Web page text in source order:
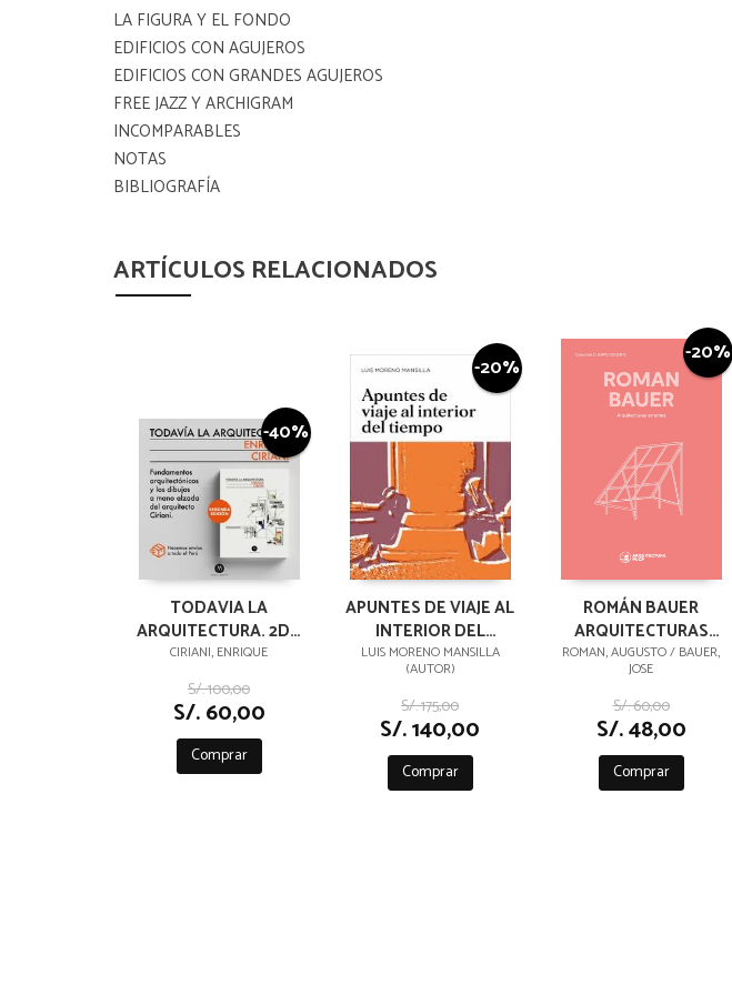
LA FIGURA Y EL FONDO
EDIFICIOS CON AGUJEROS
EDIFICIOS CON GRANDES AGUJEROS
FREE JAZZ Y ARCHIGRAM
INCOMPARABLES
NOTAS
BIBLIOGRAFÍA
ARTÍCULOS RELACIONADOS
-40%
TODAVIA LA
ARQUITECTURA. 2DA
EDICION
CIRIANI, ENRIQUE
S/. 100,00
S/. 60,00
Comprar
-20%
APUNTES DE VIAJE AL
INTERIOR DEL
TIEMPO
LUIS MORENO MANSILLA
(AUTOR)
S/. 175,00
S/. 140,00
Comprar
-20%
ROMÁN BAUER
ARQUITECTURAS
ERRANTES
ROMAN, AUGUSTO / BAUER,
JOSE
S/. 60,00
S/. 48,00
Comprar